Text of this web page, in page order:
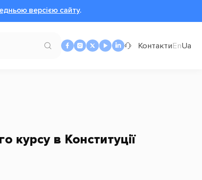
версією сайту.
КонтактиEnUa
курсу в Конституції